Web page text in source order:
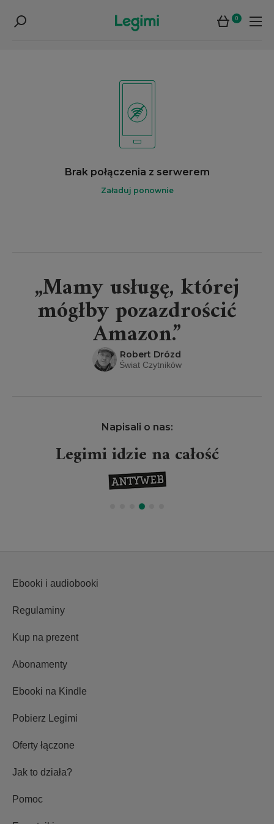
0
Brak połączenia z serwerem
Załaduj ponownie
„Mamy usługę, której
mógłby pozazdrościć
Amazon.”
Robert Drózd
Świat Czytników
Napisali o nas:
Legimi idzie na całość
Ebooki i audiobooki
Regulaminy
Kup na prezent
Abonamenty
Ebooki na Kindle
Pobierz Legimi
Oferty łączone
Jak to działa?
Pomoc